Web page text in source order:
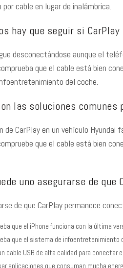
por cable en lugar de inalámbrica.
hay que seguir si
desconectándose aunque el
que el cable está bien
del coche.
las soluciones comunes
de CarPlay en un vehículo
que el cable está bien
uno asegurarse de
de que CarPlay permanece
que el iPhone funciona con la última
que el sistema de
cable USB de alta calidad para conectar
aplicaciones que consuman mucha